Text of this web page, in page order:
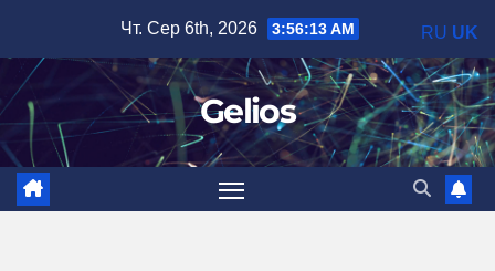
вмісту
Чт. Сер 6th, 2026 3:56:14 AM
Gelios
RU UK